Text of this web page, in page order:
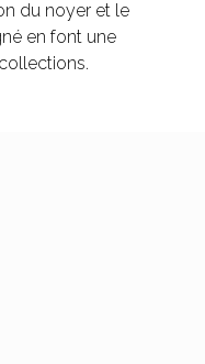
du noyer et le
en font une